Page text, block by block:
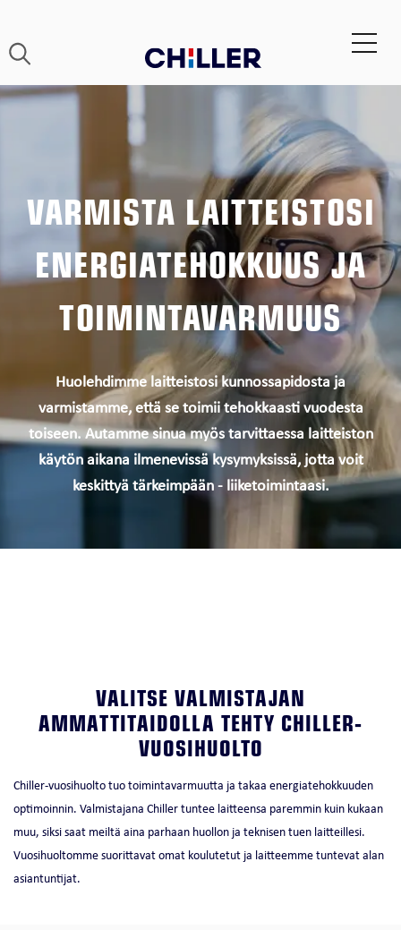
VARMISTA LAITTEISTOSI
ENERGIATEHOKKUUS JA
TOIMINTAVARMUUS
Huolehdimme laitteistosi kunnossapidosta ja
varmistamme, että se toimii tehokkaasti vuodesta
toiseen. Autamme sinua myös tarvittaessa laitteiston
käytön aikana ilmenevissä kysymyksissä, jotta voit
keskittyä tärkeimpään - liiketoimintaasi.
VALITSE VALMISTAJAN
AMMATTITAIDOLLA TEHTY CHILLER-
VUOSIHUOLTO
Chiller-vuosihuolto tuo toimintavarmuutta ja takaa energiatehokkuuden
optimoinnin. Valmistajana Chiller tuntee laitteensa paremmin kuin kukaan
muu, siksi saat meiltä aina parhaan huollon ja teknisen tuen laitteillesi.
Vuosihuoltomme suorittavat omat koulutetut ja laitteemme tuntevat alan
asiantuntijat.